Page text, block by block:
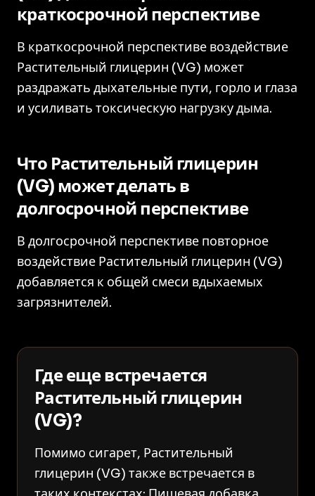
краткосрочной перспективе
В краткосрочной перспективе воздействие
Растительный глицерин (VG) может
раздражать дыхательные пути, горло и глаза
и усиливать токсическую нагрузку дыма.
Что Растительный глицерин
(VG) может делать в
долгосрочной перспективе
В долгосрочной перспективе повторное
воздействие Растительный глицерин (VG)
добавляется к общей смеси вдыхаемых
загрязнителей.
Где еще встречается
Растительный глицерин
(VG)?
Помимо сигарет, Растительный
глицерин (VG) также встречается в